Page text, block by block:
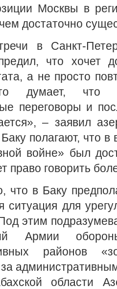
Москвы в
достаточно
в Санкт-
что хочет
а не просто
то думает,
переговоры и
– заявил
полагают, что
войне» был
право говорить
что в Баку
ситуация для
этим
Армии
районов
области